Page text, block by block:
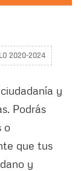
2020-2024
y
Podrás
o
que tus
y